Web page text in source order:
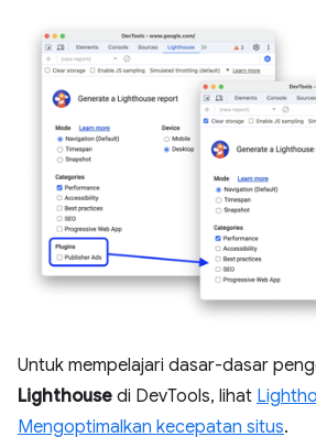
Untuk mempelajari dasar-dasar
Lighthouse di DevTools, lihat
Mengoptimalkan kecepatan situs.